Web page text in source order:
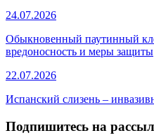
24.07.2026
Обыкновенный паутинный
вредоносность и меры защиты
22.07.2026
Испанский слизень –
Подпишитесь на